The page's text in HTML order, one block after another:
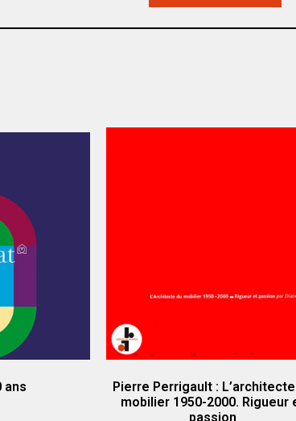
ans
Pierre Perrigault :
mobilier 1950-2000. Rigueur
passion